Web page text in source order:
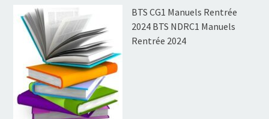
BTS CG1 Manuels Rentrée
2024 BTS NDRC1 Manuels
Rentrée 2024